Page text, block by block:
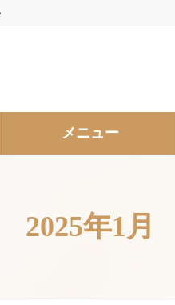
メニュー
2025年1月